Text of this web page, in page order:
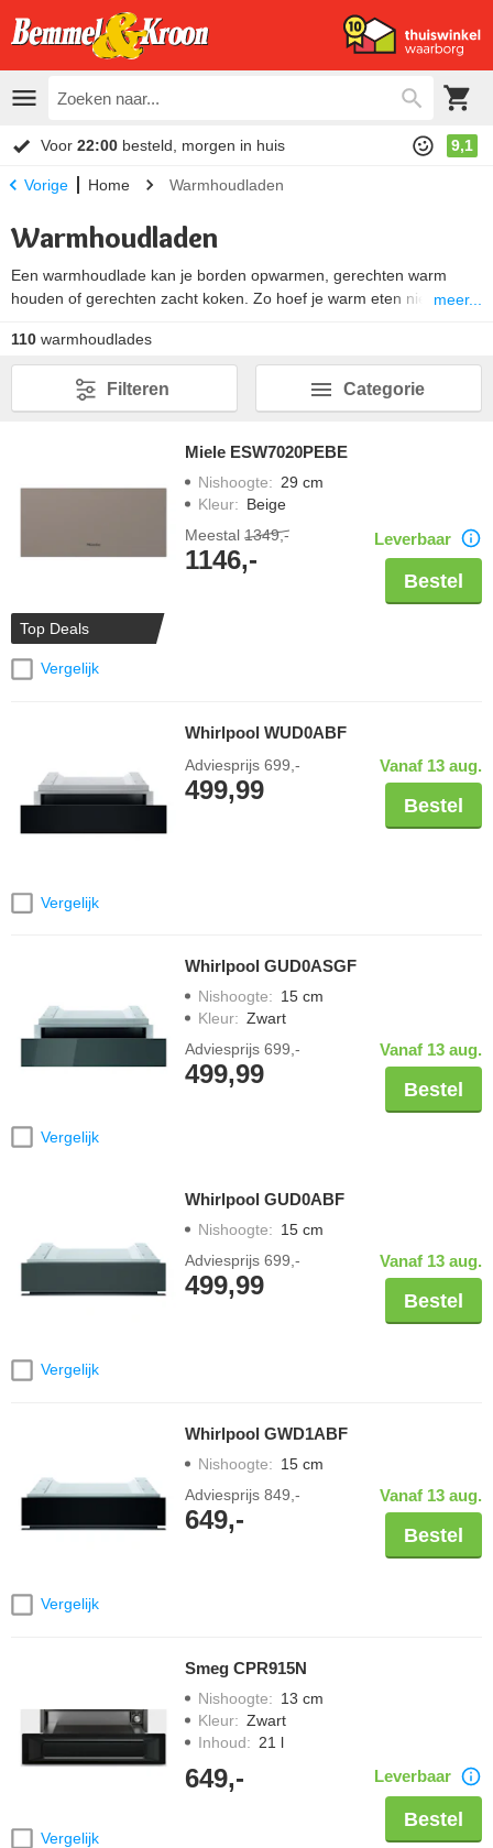
Voor 22:00 besteld, morgen in huis 9,1
Vorige Home Warmhoudladen
Warmhoudladen
Een warmhoudlade kan je borden opwarmen, gerechten warm
houden of gerechten zacht koken. Zo hoef je warm eten niet op
om langzaam eten mee te garen, ook wel slow cooking genoemd.
Een warmtelade is meestal instelbaar op verschillende
temperatuurstanden.
meer...
110 warmhoudlades
Categorie
Filteren
Top Deals
Vergelijk
Miele ESW7020PEBE
Nishoogte: 29 cm
Kleur: Beige
Meestal 1349,-
1146,-
Leverbaar
Bestel
Vergelijk
Whirlpool WUD0ABF
Adviesprijs 699,-
499,99
Vanaf 13 aug.
Bestel
Vergelijk
Whirlpool GUD0ASGF
Nishoogte: 15 cm
Kleur: Zwart
Adviesprijs 699,-
499,99
Vanaf 13 aug.
Bestel
Vergelijk
Whirlpool GUD0ABF
Nishoogte: 15 cm
Adviesprijs 699,-
499,99
Vanaf 13 aug.
Bestel
Vergelijk
Whirlpool GWD1ABF
Nishoogte: 15 cm
Adviesprijs 849,-
649,-
Vanaf 13 aug.
Bestel
Vergelijk
Smeg CPR915N
Nishoogte: 13 cm
Kleur: Zwart
Inhoud: 21 l
649,- Leverbaar
Bestel